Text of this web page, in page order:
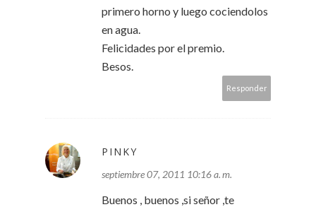
primero horno y luego cociendolos
en agua.
Felicidades por el premio.
Besos.
Responder
PINKY
septiembre 07, 2011 10:16 a. m.
Buenos , buenos ,si señor ,te